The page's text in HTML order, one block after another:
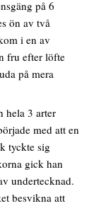
på 6
ön av två
i en av
fru efter löfte
på mera
hela 3 arter
med att en
tyckte sig
gick han
undertecknad.
besvikna att